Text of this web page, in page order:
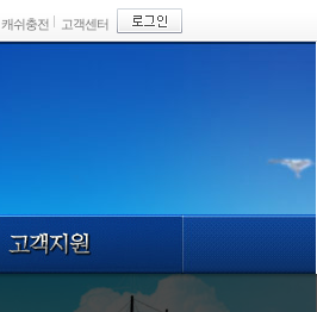
캐쉬충전 고객센터